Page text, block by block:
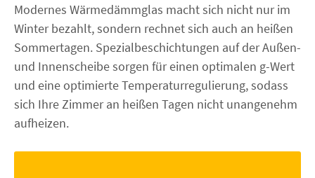
Modernes Wärmedämmglas macht sich nicht nur im
Winter bezahlt, sondern rechnet sich auch an heißen
Sommertagen. Spezialbeschichtungen auf der Außen-
und Innenscheibe sorgen für einen optimalen g-Wert
und eine optimierte Temperaturregulierung, sodass
sich Ihre Zimmer an heißen Tagen nicht unangenehm
aufheizen.